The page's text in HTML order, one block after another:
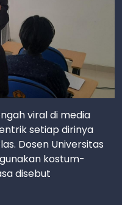
viral di media
setiap dirinya
Dosen Universitas
kostum-
disebut